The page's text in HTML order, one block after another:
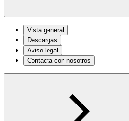
Vista general
Descargas
Aviso legal
Contacta con nosotros